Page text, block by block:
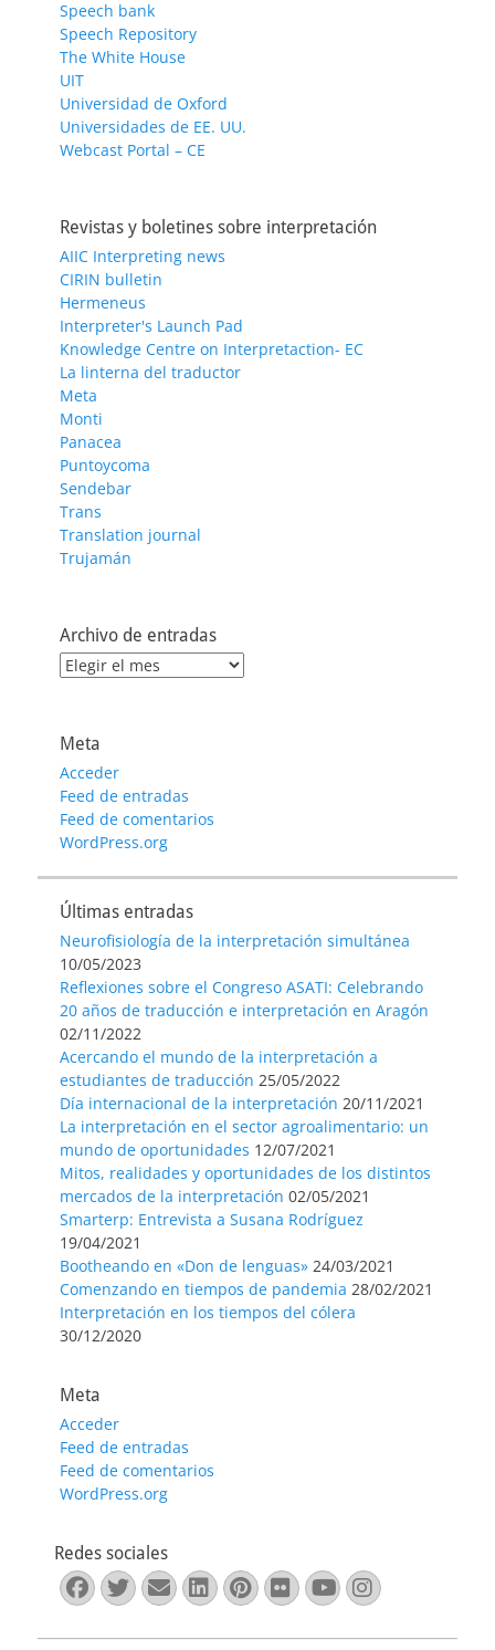
Speech bank
Speech Repository
The White House
UIT
Universidad de Oxford
Universidades de EE. UU.
Webcast Portal – CE
Revistas y boletines sobre interpretación
AIIC Interpreting news
CIRIN bulletin
Hermeneus
Interpreter's Launch Pad
Knowledge Centre on Interpretaction- EC
La linterna del traductor
Meta
Monti
Panacea
Puntoycoma
Sendebar
Trans
Translation journal
Trujamán
Archivo de entradas
Archivo
Meta
Acceder
Feed de entradas
Feed de comentarios
WordPress.org
Últimas entradas
Neurofisiología de la interpretación simultánea
10/05/2023
Reflexiones sobre el Congreso ASATI: Celebrando
20 años de traducción e interpretación en Aragón
02/11/2022
Acercando el mundo de la interpretación a
estudiantes de traducción 25/05/2022
Día internacional de la interpretación 20/11/2021
La interpretación en el sector agroalimentario: un
mundo de oportunidades 12/07/2021
Mitos, realidades y oportunidades de los distintos
mercados de la interpretación 02/05/2021
Smarterp: Entrevista a Susana Rodríguez
19/04/2021
Bootheando en «Don de lenguas» 24/03/2021
Comenzando en tiempos de pandemia 28/02/2021
Interpretación en los tiempos del cólera
30/12/2020
Meta
Acceder
Feed de entradas
Feed de comentarios
WordPress.org
Redes sociales
Facebook
Twitter
Correo
electrónico
LinkedIn
Pinterest
FlickrYouTube